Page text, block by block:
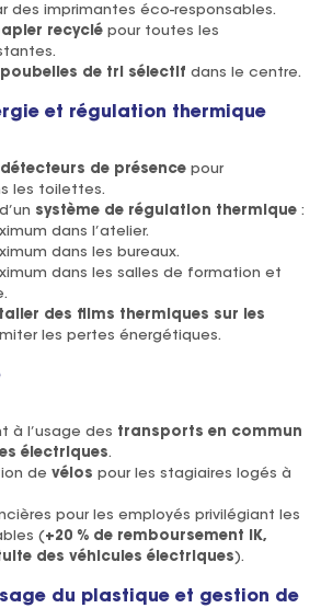
des imprimantes éco-responsables.
recyclé pour toutes les
poubelles de tri sélectif dans le centre.
et régulation thermique
détecteurs de présence pour
les toilettes.
système de régulation thermique :
dans l’atelier.
dans les bureaux.
dans les salles de formation et
des films thermiques sur les
les pertes énergétiques.
à l’usage des transports en commun
électriques.
de vélos pour les stagiaires logés à
pour les employés privilégiant les
(+20 % de remboursement IK,
des véhicules électriques).
du plastique et gestion de